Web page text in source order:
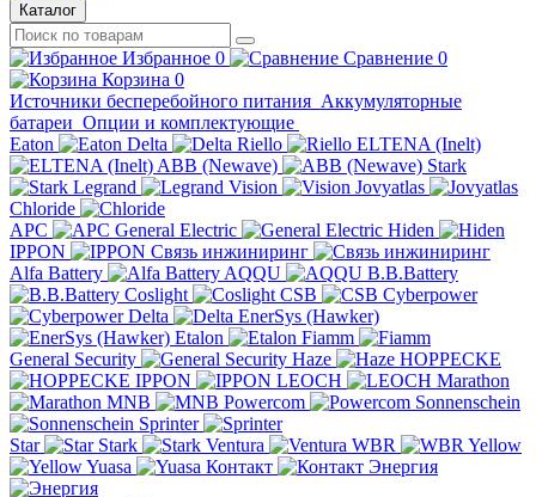
Каталог
Избранное 0 Сравнение 0
Корзина 0
Источники бесперебойного питания Аккумуляторные
батареи Опции и комплектующие
Eaton
Delta Riello
ELTENA (Inelt)
ABB (Newave)
Stark
Legrand
Vision
Jovyatlas
Chloride
APC
General Electric
Hiden
IPPON
Связь инжиниринг
Alfa Battery
AQQU
B.B.Battery
Coslight
CSB
Cyberpower
Delta
EnerSys (Hawker)
Etalon
Fiamm
General Security
Haze
HOPPECKE
IPPON
LEOCH
Marathon
MNB
Powercom
Sonnenschein
Sprinter
Star
Stark Ventura WBR
Yellow
Yuasa
Контакт Энергия